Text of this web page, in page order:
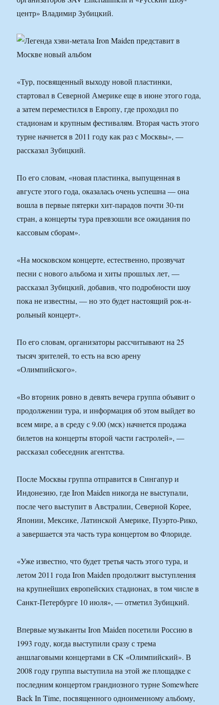
центр» Владимир Зубицкий.
«Тур, посвященный выходу новой пластинки,
стартовал в Северной Америке еще в июне этого года,
а затем переместился в Европу, где проходил по
стадионам и крупным фестивалям. Вторая часть этого
турне начнется в 2011 году как раз с Москвы», —
рассказал Зубицкий.
По его словам, «новая пластинка, выпущенная в
августе этого года, оказалась очень успешна — она
вошла в первые пятерки хит-парадов почти 30-ти
стран, а концерты тура превзошли все ожидания по
кассовым сборам».
«На московском концерте, естественно, прозвучат
песни с нового альбома и хиты прошлых лет, —
рассказал Зубицкий, добавив, что подробности шоу
пока не известны, — но это будет настоящий рок-н-
рольный концерт».
По его словам, организаторы рассчитывают на 25
тысяч зрителей, то есть на всю арену
«Олимпийского».
«Во вторник ровно в девять вечера группа объявит о
продолжении тура, и информация об этом выйдет во
всем мире, а в среду с 9.00 (мск) начнется продажа
билетов на концерты второй части гастролей», —
рассказал собеседник агентства.
После Москвы группа отправится в Сингапур и
Индонезию, где Iron Maiden никогда не выступали,
после чего выступит в Австралии, Северной Корее,
Японии, Мексике, Латинской Америке, Пуэрто-Рико,
а завершается эта часть тура концертом во Флориде.
«Уже известно, что будет третья часть этого тура, и
летом 2011 года Iron Maiden продолжит выступления
на крупнейших европейских стадионах, в том числе в
Санкт-Петербурге 10 июля», — отметил Зубицкий.
Впервые музыканты Iron Maiden посетили Россию в
1993 году, когда выступили сразу с трема
аншлаговыми концертами в СК «Олимпийский». В
2008 году группа выступила на этой же площадке с
последним концертом грандиозного турне Somewhere
Back In Time, посвященного одноименному альбому,